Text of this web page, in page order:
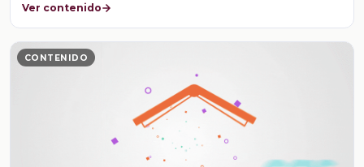
Ver contenido
CONTENIDO